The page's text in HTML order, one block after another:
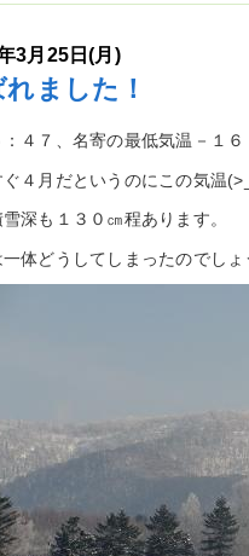
3月25日(月)
れました！
４７、名寄の最低気温－１６
ぐ４月だというのにこの気温
深も１３０㎝程あります。
体どうしてしまったのでしょ